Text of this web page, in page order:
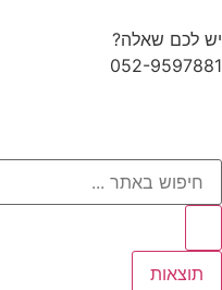
יש לכם שאלה?
052-9597881
תוצאות